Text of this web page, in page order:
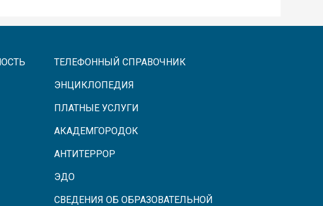
ТЕЛЕФОННЫЙ СПРАВОЧНИК
ЭНЦИКЛОПЕДИЯ
ПЛАТНЫЕ УСЛУГИ
АКАДЕМГОРОДОК
АНТИТЕРРОР
ЭДО
СВЕДЕНИЯ ОБ ОБРАЗОВАТЕЛЬНОЙ